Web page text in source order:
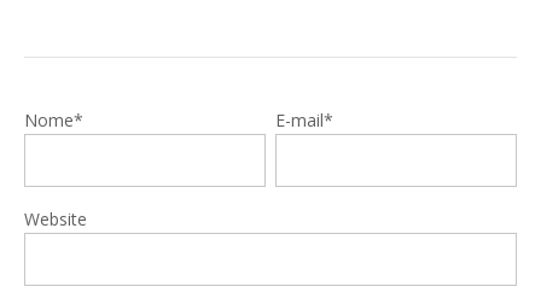
Nome* E-mail*
Website